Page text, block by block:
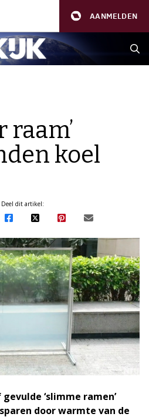
AANMELDEN
raam’
koel
Deel dit artikel:
‘slimme ramen’
door warmte van de